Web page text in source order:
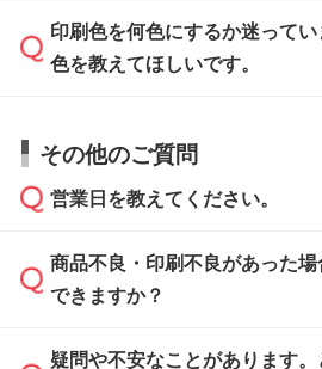
方」をご確認ください。
ムへ添付いただくか、担当ス
でお送りください。
い合わせください。
なお、印刷用データの作り方
データ作成でお困りの際には
サポートいたしますのでお気
から添付してお送りください。
・解像度の低いデータをトレ
しい
解像度の低い画像や、手書き
などを、印刷に適したベクタ
印刷色を何色にするか迷って
色を教えてほしいです。
お見積・ご注文・
相談いただきますと、担当ス
ご希望や商品の本体色を確認
本体色がブラック、ネイビー
白色か淡い色の印刷色をおす
す。
本体色がナチュラルなど淡色
その他のご質問
営業日を教えてください。
営業日は平日の10:00～18:00
休みとなります。注文・見積
速やかに対応いたします。
商品不良・印刷不良があった
できますか？
疑問や不安なことがあります